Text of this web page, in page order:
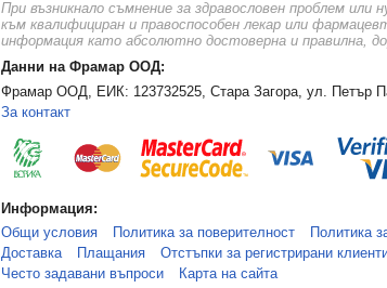
При възникнало съмнение за здравословен проблем
към квалифициран и правоспособен лекар или
информация като абсолютно достоверна и правилна,
Данни на Фрамар ООД:
Фрамар ООД, ЕИК: 123732525, Стара Загора, ул. Петър
За контакт
Информация:
Общи условия
Политика за поверителност Политика
Доставка
Плащания Отстъпки за регистрирани
Често задавани въпроси
Карта на сайта